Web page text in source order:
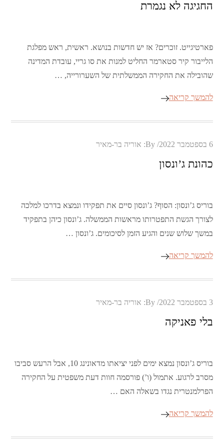
החגיגה לא נגמרת
פארטיגייט. זוכרים? אז יש חדשות בנושא. ראשית, ראש מפלגת
הלייבור קיר סטארמר החליט למנות את סו גריי, עובדת המדינה
שהובילה את החקירה הממשלתית של השערורייה, …
להמשך קריאה
Posted
6 בספטמבר 2022 By: אוריה בר-מאיר
כהונת ג’ונסון
בוריס ג’ונסון: הסוף? ג’ונסון סיים את תפקידו ונמצא בדרכו למלכה
לצורך הגשת התפטרותו מראשות הממשלה. ג’ונסון כיהן בתפקיד
במשך שלוש שנים והגיע הזמן לסיכומים. ג’ונסון …
להמשך קריאה
Posted
3 בספטמבר 2022 By: אוריה בר-מאיר
בלי פאניקה
בוריס ג’ונסון נמצא ימים לפני יציאתו מדאונינג 10, אבל הרעש סביבו
מסרב לרגוע. אתמול (ו’) פורסמה חוות דעת משפטית על החקירה
הפרלמנטרית נגדו בשאלה האם …
להמשך קריאה